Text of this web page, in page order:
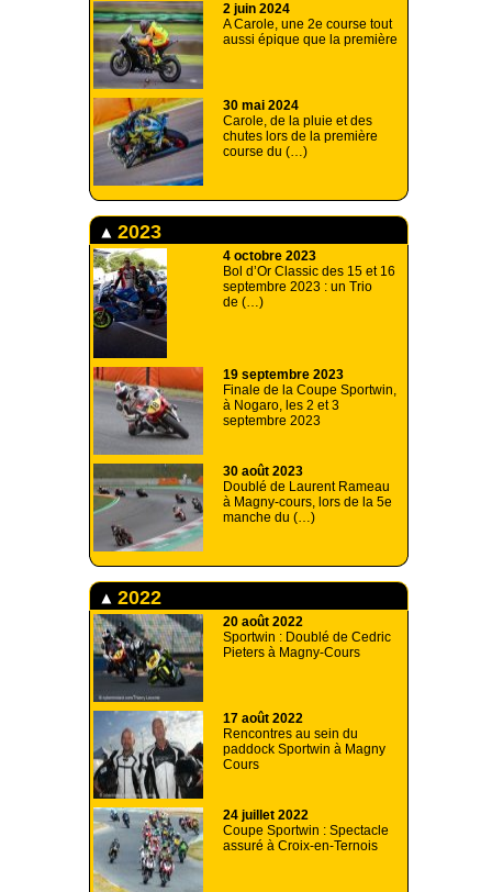
2 juin 2024
A Carole, une 2e course tout
aussi épique que la première
30 mai 2024
Carole, de la pluie et des
chutes lors de la première
course du (…)
2023
4 octobre 2023
Bol d’Or Classic des 15 et 16
septembre 2023 : un Trio
de (…)
19 septembre 2023
Finale de la Coupe Sportwin,
à Nogaro, les 2 et 3
septembre 2023
30 août 2023
Doublé de Laurent Rameau
à Magny-cours, lors de la 5e
manche du (…)
2022
20 août 2022
Sportwin : Doublé de Cedric
Pieters à Magny-Cours
17 août 2022
Rencontres au sein du
paddock Sportwin à Magny
Cours
24 juillet 2022
Coupe Sportwin : Spectacle
assuré à Croix-en-Ternois